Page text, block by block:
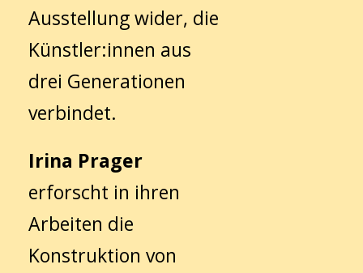
Ausstellung wider, die
Künstler:innen aus
drei Generationen
verbindet.
Irina Prager
erforscht in ihren
Arbeiten die
Konstruktion von